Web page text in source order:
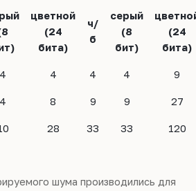
цветной
(24
бита)
ч/
б
серый
(8
бит)
(24
бита)
4 4 4 4 9
4 8 9 9 27
28 33 33 120
шума производились для